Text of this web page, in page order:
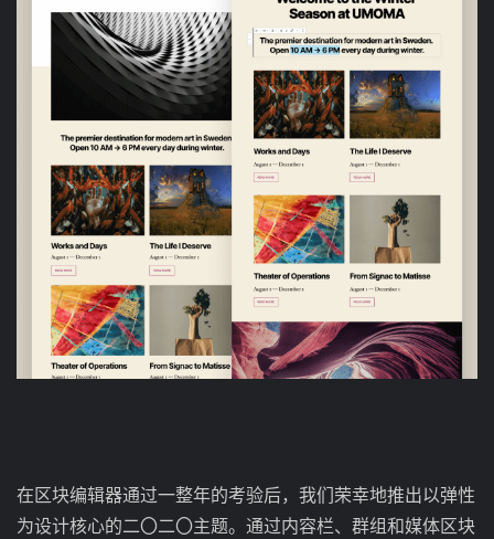
在区块编辑器通过一整年的考验后，我们荣幸地推出以弹性
为设计核心的二〇二〇主题。通过内容栏、群组和媒体区块